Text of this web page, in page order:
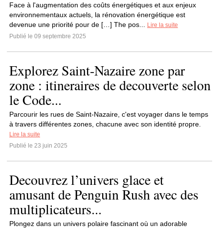
Face à l'augmentation des coûts énergétiques et aux enjeux
environnementaux actuels, la rénovation énergétique est
devenue une priorité pour de […] The pos...
Lire la suite
Publié le 09 septembre 2025
Explorez Saint-Nazaire zone par
zone : itineraires de decouverte selon
le Code...
Parcourir les rues de Saint-Nazaire, c'est voyager dans le temps
à travers différentes zones, chacune avec son identité propre.
Lire la suite
Publié le 23 juin 2025
Decouvrez l’univers glace et
amusant de Penguin Rush avec des
multiplicateurs...
Plongez dans un univers polaire fascinant où un adorable